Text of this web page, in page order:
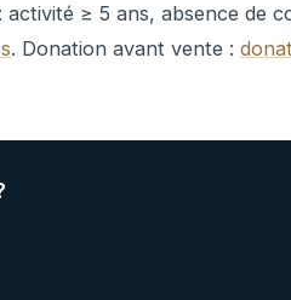
≥ 5 ans, absence de
. Donation avant vente :